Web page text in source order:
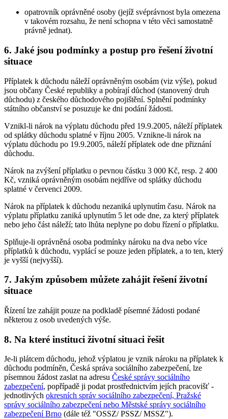
opatrovník oprávněné osoby (jejíž svéprávnost byla omezena
v takovém rozsahu, že není schopna v této věci samostatně
právně jednat).
6. Jaké jsou podmínky a postup pro řešení životní
situace
Příplatek k důchodu náleží oprávněným osobám (viz výše), pokud
jsou občany České republiky a pobírají důchod (stanovený druh
důchodu) z českého důchodového pojištění. Splnění podmínky
státního občanství se posuzuje ke dni podání žádosti.
Vznikl-li nárok na výplatu důchodu před 19.9.2005, náleží příplatek
od splátky důchodu splatné v říjnu 2005. Vznikne-li nárok na
výplatu důchodu po 19.9.2005, náleží příplatek ode dne přiznání
důchodu.
Nárok na zvýšení příplatku o pevnou částku 3 000 Kč, resp. 2 400
Kč, vzniká oprávněným osobám nejdříve od splátky důchodu
splatné v červenci 2009.
Nárok na příplatek k důchodu nezaniká uplynutím času. Nárok na
výplatu příplatku zaniká uplynutím 5 let ode dne, za který příplatek
nebo jeho část náleží; tato lhůta neplyne po dobu řízení o příplatku.
Splňuje-li oprávněná osoba podmínky nároku na dva nebo více
příplatků k důchodu, vyplácí se pouze jeden příplatek, a to ten, který
je vyšší (nejvyšší).
7. Jakým způsobem můžete zahájit řešení životní
situace
Řízení lze zahájit pouze na podkladě písemné žádosti podané
některou z osob uvedených výše.
8. Na které instituci životní situaci řešit
Je-li plátcem důchodu, jehož výplatou je vznik nároku na příplatek k
důchodu podmíněn, Česká správa sociálního zabezpečení, lze
písemnou žádost zaslat na adresu České správy sociálního
zabezpečení, popřípadě ji podat prostřednictvím jejích pracovišť -
jednotlivých okresních správ sociálního zabezpečení, Pražské
správy sociálního zabezpečení nebo Městské správy sociálního
zabezpečení Brno (dále též "OSSZ/ PSSZ/ MSSZ").